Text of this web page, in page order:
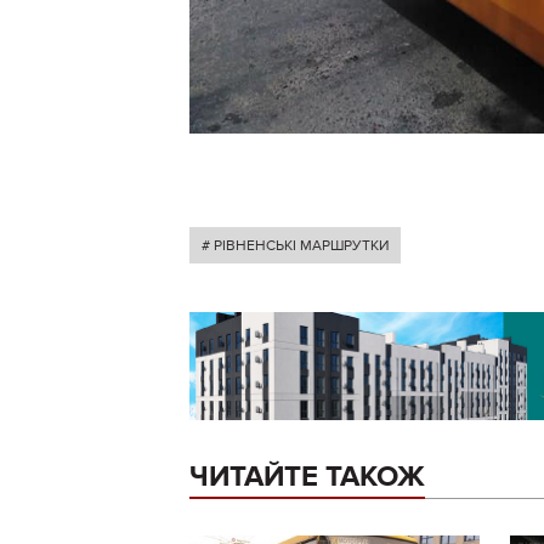
# РІВНЕНСЬКІ МАРШРУТКИ
ЧИТАЙТЕ ТАКОЖ